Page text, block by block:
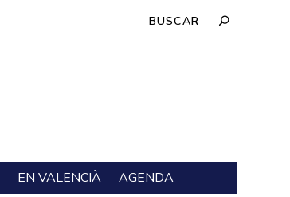
EN VALENCIÀ AGENDA